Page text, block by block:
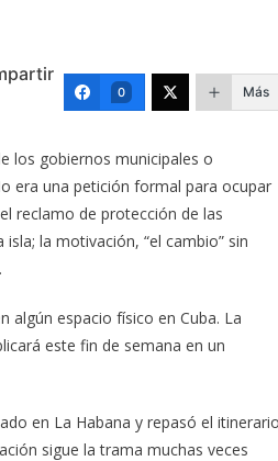
0 Más
los gobiernos municipales o
era una petición formal para ocupar
reclamo de protección de las
la motivación, “el cambio” sin
algún espacio físico en Cuba. La
este fin de semana en un
en La Habana y repasó el
sigue la trama muchas veces